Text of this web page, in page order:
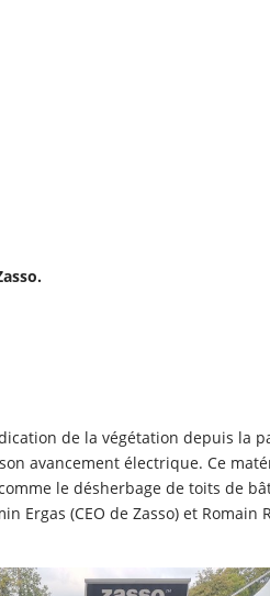
de la végétation depuis la
avancement électrique. Ce
le désherbage de toits de
Ergas (CEO de Zasso) et Romain